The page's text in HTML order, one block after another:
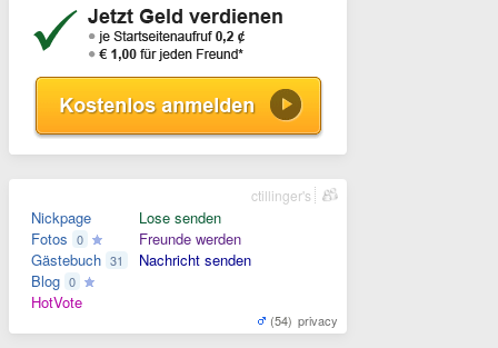
Nickpage
Fotos 0
Gästebuch 31
Blog 0
HotVote
Lose senden
Freunde werden
Nachricht senden
(54) privacy
ctillinger's